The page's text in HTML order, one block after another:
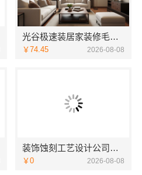
光谷极速装居家装修毛坯房｜本地快装（湖北）科技有限公司全屋定制整装方案
￥74.45 2026-08-08
装饰蚀刻工艺设计公司，华居不锈钢特色优
￥0 2026-08-08